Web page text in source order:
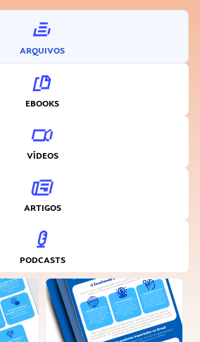
ARQUIVOS
EBOOKS
VÍDEOS
ARTIGOS
PODCASTS